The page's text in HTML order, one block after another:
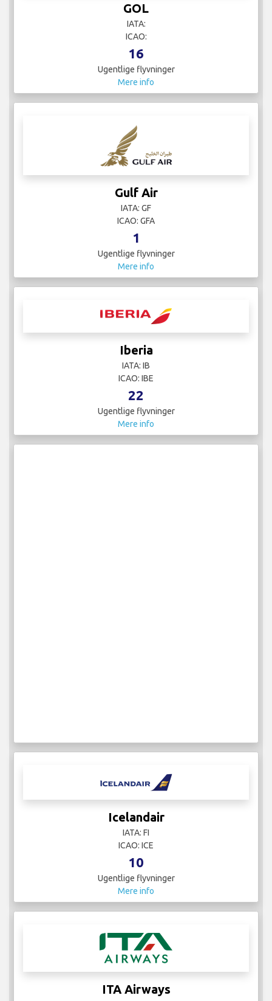
GOL
IATA:
ICAO:
16
Ugentlige flyvninger
Mere info
Gulf Air
IATA: GF
ICAO: GFA
1
Ugentlige flyvninger
Mere info
Iberia
IATA: IB
ICAO: IBE
22
Ugentlige flyvninger
Mere info
Icelandair
IATA: FI
ICAO: ICE
10
Ugentlige flyvninger
Mere info
ITA Airways